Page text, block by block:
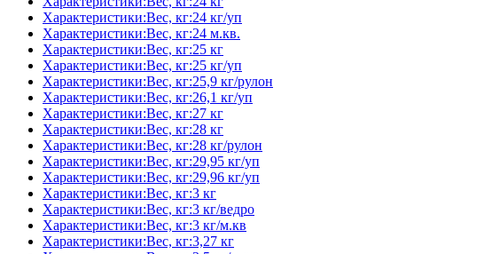
Характеристики:Вес, кг:24 кг/уп
Характеристики:Вес, кг:24 м.кв.
Характеристики:Вес, кг:25 кг
Характеристики:Вес, кг:25 кг/уп
Характеристики:Вес, кг:25,9 кг/рулон
Характеристики:Вес, кг:26,1 кг/уп
Характеристики:Вес, кг:27 кг
Характеристики:Вес, кг:28 кг
Характеристики:Вес, кг:28 кг/рулон
Характеристики:Вес, кг:29,95 кг/уп
Характеристики:Вес, кг:29,96 кг/уп
Характеристики:Вес, кг:3 кг
Характеристики:Вес, кг:3 кг/ведро
Характеристики:Вес, кг:3 кг/м.кв
Характеристики:Вес, кг:3,27 кг